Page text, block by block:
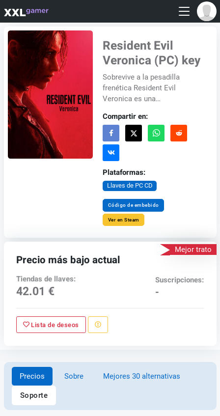
Resident Evil
Veronica (PC) key
Sobrevive a la pesadilla
frenética Resident Evil
Veronica es una
2000, Resident Evil Code:
Veronica. Esta nueva entreg...
Compartir en:
Plataformas:
Llaves de PC CD
Código de embebido
Ver en Steam
Mejor trato
Precio más bajo actual
Tiendas de llaves:
42.01 €
Suscripciones:
-
Lista de deseos
Precios Sobre Mejores 30 alternativas
Soporte